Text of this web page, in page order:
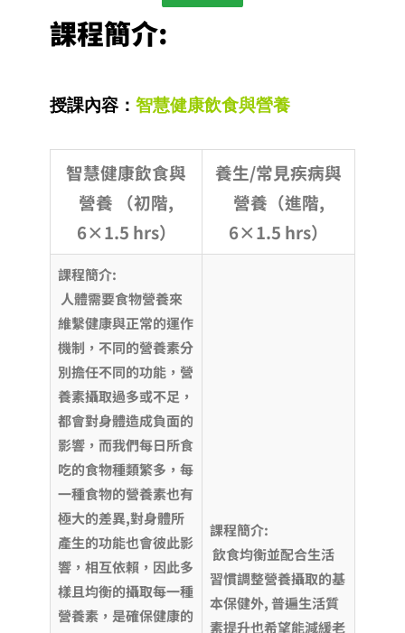
課程簡介:
授課內容： 智慧健康飲食與營養
智慧健康飲食與
營養 （初階,
6×1.5 hrs）
養生/常見疾病與
營養（進階,
6×1.5 hrs）
課程簡介:
人體需要食物營養來
維繫健康與正常的運作
機制，不同的營養素分
別擔任不同的功能，營
養素攝取過多或不足，
都會對身體造成負面的
影響，而我們每日所食
吃的食物種類繁多，每
一種食物的營養素也有
極大的差異,對身體所
產生的功能也會彼此影
響，相互依賴，因此多
樣且均衡的攝取每一種
營養素，是確保健康的
課程簡介:
飲食均衡並配合生活
習慣調整營養攝取的基
本保健外, 普遍生活質
素提升也希望能減緩老